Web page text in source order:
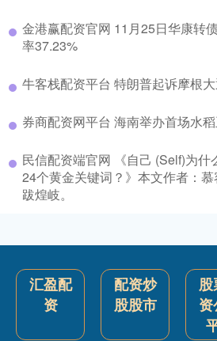
金港赢配资官网 11月25日华康转
率37.23%
牛客栈配资平台 特朗普起诉摩根
券商配资网平台 海南举办首场水
民信配资端官网 《自己 (Self)为什
24个黄金关键词？》本文作者：
跋煌岐。
汇盈配
资
配资炒
股股市
资